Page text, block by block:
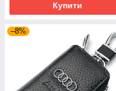
Купити
–8%